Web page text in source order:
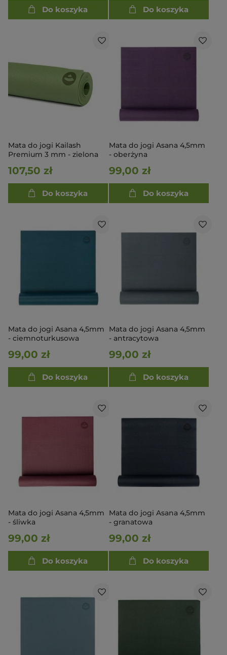
Do koszyka Do koszyka
Mata do jogi Kailash
Premium 3 mm - zielona
107,50 zł
Do koszyka
Mata do jogi Asana 4,5mm
- oberżyna
99,00 zł
Do koszyka
Mata do jogi Asana 4,5mm
- ciemnoturkusowa
99,00 zł
Do koszyka
Mata do jogi Asana 4,5mm
- antracytowa
99,00 zł
Do koszyka
Mata do jogi Asana 4,5mm
- śliwka
99,00 zł
Do koszyka
Mata do jogi Asana 4,5mm
- granatowa
99,00 zł
Do koszyka